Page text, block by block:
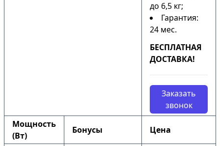
до 6,5 кг;
Гарантия:
24 мес.
БЕСПЛАТНАЯ
ДОСТАВКА!
Заказать
звонок
Мощность
(Вт)
Бонусы Цена